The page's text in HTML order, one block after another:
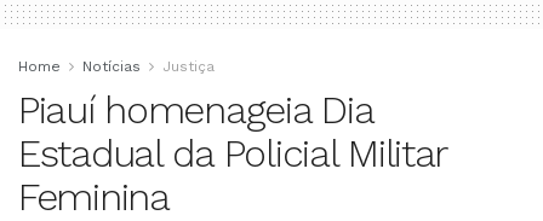
Home Notícias Justiça
Piauí homenageia Dia
Estadual da Policial Militar
Feminina